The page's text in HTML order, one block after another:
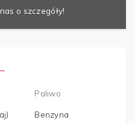
o szczegóły!
Paliwo
Benzyna